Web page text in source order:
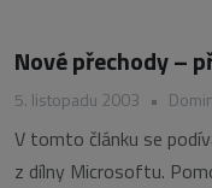
Nové přechody –
5. listopadu 2003 •
V tomto článku se
z dílny Microsoftu.